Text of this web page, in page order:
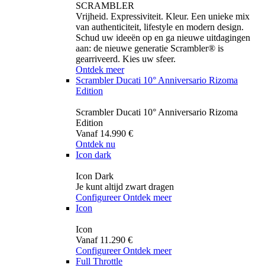
SCRAMBLER
Vrijheid. Expressiviteit. Kleur. Een unieke mix
van authenticiteit, lifestyle en modern design.
Schud uw ideeën op en ga nieuwe uitdagingen
aan: de nieuwe generatie Scrambler® is
gearriveerd. Kies uw sfeer.
Ontdek meer
Scrambler Ducati 10° Anniversario Rizoma
Edition
Scrambler Ducati 10° Anniversario Rizoma
Edition
Vanaf 14.990 €
Ontdek nu
Icon dark
Icon Dark
Je kunt altijd zwart dragen
Configureer Ontdek meer
Icon
Icon
Vanaf 11.290 €
Configureer Ontdek meer
Full Throttle